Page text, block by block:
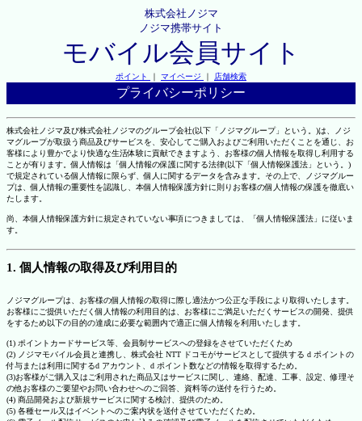
株式会社ノジマ
ノジマ携帯サイト
モバイル会員サイト
ポイント ｜ マイページ ｜ 店舗検索
プライバシーポリシー
株式会社ノジマ及び株式会社ノジマのグループ会社(以下「ノジマグループ」という。)は、ノジ
マグループが取扱う商品及びサービスを、安心してご購入およびご利用いただくことを通じ、お
客様により豊かでより快適な生活体験に貢献できますよう、お客様の個人情報を取得し利用する
ことが有ります。個人情報は「個人情報の保護に関する法律(以下「個人情報保護法」という。)
で規定されている個人情報に限らず、個人に関するデータを含みます。その上で、ノジマグルー
プは、個人情報の重要性を認識し、本個人情報保護方針に則りお客様の個人情報の保護を徹底い
たします。
尚、本個人情報保護方針に規定されていない事項につきましては、「個人情報保護法」に従いま
す。
1. 個人情報の取得及び利用目的
ノジマグループは、お客様の個人情報の取得に際し適法かつ公正な手段により取得いたします。
お客様にご提供いただく個人情報の利用目的は、お客様にご満足いただくサービスの開発、提供
をするため以下の目的の達成に必要な範囲内で適正に個人情報を利用いたします。
(1) ポイントカードサービス等、会員制サービスへの登録をさせていただくため
(2) ノジマモバイル会員と連携し、株式会社 NTT ドコモがサービスとして提供する d ポイントの
付与または利用に関するd アカウント、d ポイント数などの情報を取得するため。
(3)お客様がご購入又はご利用された商品又はサービスに関し、連絡、配達、工事、設定、修理そ
の他お客様のご要望やお問い合わせへのご回答、資料等の送付を行うため。
(4) 商品開発および新規サービスに関する検討、提供のため。
(5) 各種セール又はイベントへのご案内状を送付させていただくため。